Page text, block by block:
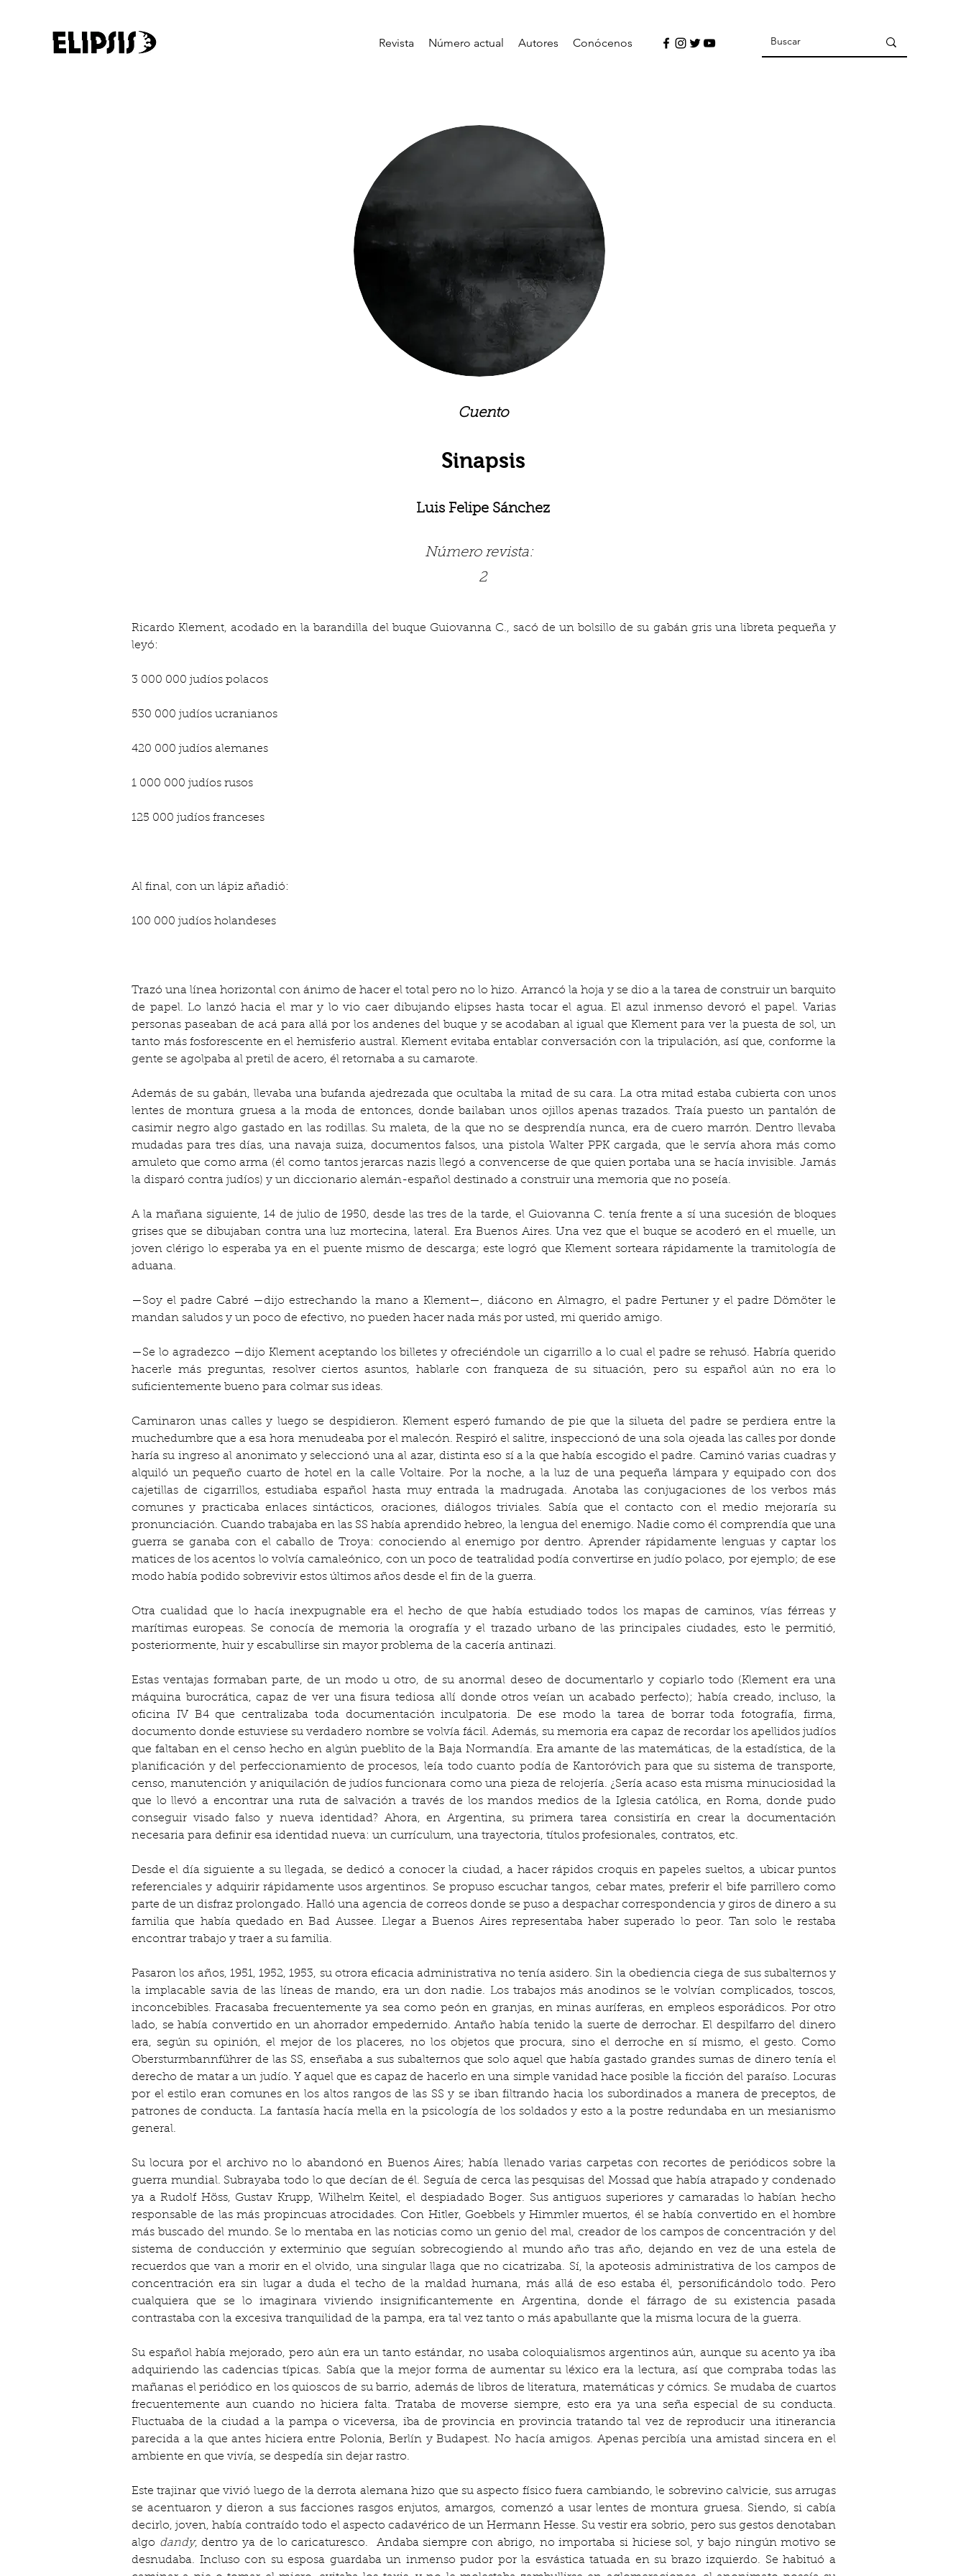
Revista Número actual Autores Conócenos
Cuento
Sinapsis
Luis Felipe Sánchez
Número revista:
2
Ricardo Klement, acodado en la barandilla del buque Guiovanna C., sacó de un bolsillo de su gabán gris una libreta pequeña y
leyó:
3 000 000 judíos polacos
530 000 judíos ucranianos
420 000 judíos alemanes
1 000 000 judíos rusos
125 000 judíos franceses
Al final, con un lápiz añadió:
100 000 judíos holandeses
Trazó una línea horizontal con ánimo de hacer el total pero no lo hizo. Arrancó la hoja y se dio a la tarea de construir un barquito
de papel. Lo lanzó hacia el mar y lo vio caer dibujando elipses hasta tocar el agua. El azul inmenso devoró el papel. Varias
personas paseaban de acá para allá por los andenes del buque y se acodaban al igual que Klement para ver la puesta de sol, un
tanto más fosforescente en el hemisferio austral. Klement evitaba entablar conversación con la tripulación, así que, conforme la
gente se agolpaba al pretil de acero, él retornaba a su camarote.
Además de su gabán, llevaba una bufanda ajedrezada que ocultaba la mitad de su cara. La otra mitad estaba cubierta con unos
lentes de montura gruesa a la moda de entonces, donde bailaban unos ojillos apenas trazados. Traía puesto un pantalón de
casimir negro algo gastado en las rodillas. Su maleta, de la que no se desprendía nunca, era de cuero marrón. Dentro llevaba
mudadas para tres días, una navaja suiza, documentos falsos, una pistola Walter PPK cargada, que le servía ahora más como
amuleto que como arma (él como tantos jerarcas nazis llegó a convencerse de que quien portaba una se hacía invisible. Jamás
la disparó contra judíos) y un diccionario alemán-español destinado a construir una memoria que no poseía.
A la mañana siguiente, 14 de julio de 1950, desde las tres de la tarde, el Guiovanna C. tenía frente a sí una sucesión de bloques
grises que se dibujaban contra una luz mortecina, lateral. Era Buenos Aires. Una vez que el buque se acoderó en el muelle, un
joven clérigo lo esperaba ya en el puente mismo de descarga; este logró que Klement sorteara rápidamente la tramitología de
aduana.
—Soy el padre Cabré —dijo estrechando la mano a Klement—, diácono en Almagro, el padre Pertuner y el padre Dömöter le
mandan saludos y un poco de efectivo, no pueden hacer nada más por usted, mi querido amigo.
—Se lo agradezco —dijo Klement aceptando los billetes y ofreciéndole un cigarrillo a lo cual el padre se rehusó. Habría querido
hacerle más preguntas, resolver ciertos asuntos, hablarle con franqueza de su situación, pero su español aún no era lo
suficientemente bueno para colmar sus ideas.
Caminaron unas calles y luego se despidieron. Klement esperó fumando de pie que la silueta del padre se perdiera entre la
muchedumbre que a esa hora menudeaba por el malecón. Respiró el salitre, inspeccionó de una sola ojeada las calles por donde
haría su ingreso al anonimato y seleccionó una al azar, distinta eso sí a la que había escogido el padre. Caminó varias cuadras y
alquiló un pequeño cuarto de hotel en la calle Voltaire. Por la noche, a la luz de una pequeña lámpara y equipado con dos
cajetillas de cigarrillos, estudiaba español hasta muy entrada la madrugada. Anotaba las conjugaciones de los verbos más
comunes y practicaba enlaces sintácticos, oraciones, diálogos triviales. Sabía que el contacto con el medio mejoraría su
pronunciación. Cuando trabajaba en las SS había aprendido hebreo, la lengua del enemigo. Nadie como él comprendía que una
guerra se ganaba con el caballo de Troya: conociendo al enemigo por dentro. Aprender rápidamente lenguas y captar los
matices de los acentos lo volvía camaleónico, con un poco de teatralidad podía convertirse en judío polaco, por ejemplo; de ese
modo había podido sobrevivir estos últimos años desde el fin de la guerra.
Otra cualidad que lo hacía inexpugnable era el hecho de que había estudiado todos los mapas de caminos, vías férreas y
marítimas europeas. Se conocía de memoria la orografía y el trazado urbano de las principales ciudades, esto le permitió,
posteriormente, huir y escabullirse sin mayor problema de la cacería antinazi.
Estas ventajas formaban parte, de un modo u otro, de su anormal deseo de documentarlo y copiarlo todo (Klement era una
máquina burocrática, capaz de ver una fisura tediosa allí donde otros veían un acabado perfecto); había creado, incluso, la
oficina IV B4 que centralizaba toda documentación inculpatoria. De ese modo la tarea de borrar toda fotografía, firma,
documento donde estuviese su verdadero nombre se volvía fácil. Además, su memoria era capaz de recordar los apellidos judíos
que faltaban en el censo hecho en algún pueblito de la Baja Normandía. Era amante de las matemáticas, de la estadística, de la
planificación y del perfeccionamiento de procesos, leía todo cuanto podía de Kantoróvich para que su sistema de transporte,
censo, manutención y aniquilación de judíos funcionara como una pieza de relojería. ¿Sería acaso esta misma minuciosidad la
que lo llevó a encontrar una ruta de salvación a través de los mandos medios de la Iglesia católica, en Roma, donde pudo
conseguir visado falso y nueva identidad? Ahora, en Argentina, su primera tarea consistiría en crear la documentación
necesaria para definir esa identidad nueva: un currículum, una trayectoria, títulos profesionales, contratos, etc.
Desde el día siguiente a su llegada, se dedicó a conocer la ciudad, a hacer rápidos croquis en papeles sueltos, a ubicar puntos
referenciales y adquirir rápidamente usos argentinos. Se propuso escuchar tangos, cebar mates, preferir el bife parrillero como
parte de un disfraz prolongado. Halló una agencia de correos donde se puso a despachar correspondencia y giros de dinero a su
familia que había quedado en Bad Aussee. Llegar a Buenos Aires representaba haber superado lo peor. Tan solo le restaba
encontrar trabajo y traer a su familia.
Pasaron los años, 1951, 1952, 1953, su otrora eficacia administrativa no tenía asidero. Sin la obediencia ciega de sus subalternos y
la implacable savia de las líneas de mando, era un don nadie. Los trabajos más anodinos se le volvían complicados, toscos,
inconcebibles. Fracasaba frecuentemente ya sea como peón en granjas, en minas auríferas, en empleos esporádicos. Por otro
lado, se había convertido en un ahorrador empedernido. Antaño había tenido la suerte de derrochar. El despilfarro del dinero
era, según su opinión, el mejor de los placeres, no los objetos que procura, sino el derroche en sí mismo, el gesto. Como
Obersturmbannführer de las SS, enseñaba a sus subalternos que solo aquel que había gastado grandes sumas de dinero tenía el
derecho de matar a un judío. Y aquel que es capaz de hacerlo en una simple vanidad hace posible la ficción del paraíso. Locuras
por el estilo eran comunes en los altos rangos de las SS y se iban filtrando hacia los subordinados a manera de preceptos, de
patrones de conducta. La fantasía hacía mella en la psicología de los soldados y esto a la postre redundaba en un mesianismo
general.
Su locura por el archivo no lo abandonó en Buenos Aires; había llenado varias carpetas con recortes de periódicos sobre la
guerra mundial. Subrayaba todo lo que decían de él. Seguía de cerca las pesquisas del Mossad que había atrapado y condenado
ya a Rudolf Höss, Gustav Krupp, Wilhelm Keitel, el despiadado Boger. Sus antiguos superiores y camaradas lo habían hecho
responsable de las más propincuas atrocidades. Con Hitler, Goebbels y Himmler muertos, él se había convertido en el hombre
más buscado del mundo. Se lo mentaba en las noticias como un genio del mal, creador de los campos de concentración y del
sistema de conducción y exterminio que seguían sobrecogiendo al mundo año tras año, dejando en vez de una estela de
recuerdos que van a morir en el olvido, una singular llaga que no cicatrizaba. Sí, la apoteosis administrativa de los campos de
concentración era sin lugar a duda el techo de la maldad humana, más allá de eso estaba él, personificándolo todo. Pero
cualquiera que se lo imaginara viviendo insignificantemente en Argentina, donde el fárrago de su existencia pasada
contrastaba con la excesiva tranquilidad de la pampa, era tal vez tanto o más apabullante que la misma locura de la guerra.
Su español había mejorado, pero aún era un tanto estándar, no usaba coloquialismos argentinos aún, aunque su acento ya iba
adquiriendo las cadencias típicas. Sabía que la mejor forma de aumentar su léxico era la lectura, así que compraba todas las
mañanas el periódico en los quioscos de su barrio, además de libros de literatura, matemáticas y cómics. Se mudaba de cuartos
frecuentemente aun cuando no hiciera falta. Trataba de moverse siempre, esto era ya una seña especial de su conducta.
Fluctuaba de la ciudad a la pampa o viceversa, iba de provincia en provincia tratando tal vez de reproducir una itinerancia
parecida a la que antes hiciera entre Polonia, Berlín y Budapest. No hacía amigos. Apenas percibía una amistad sincera en el
ambiente en que vivía, se despedía sin dejar rastro.
Este trajinar que vivió luego de la derrota alemana hizo que su aspecto físico fuera cambiando, le sobrevino calvicie, sus arrugas
se acentuaron y dieron a sus facciones rasgos enjutos, amargos, comenzó a usar lentes de montura gruesa. Siendo, si cabía
decirlo, joven, había contraído todo el aspecto cadavérico de un Hermann Hesse. Su vestir era sobrio, pero sus gestos denotaban
algo dandy, dentro ya de lo caricaturesco.  Andaba siempre con abrigo, no importaba si hiciese sol, y bajo ningún motivo se
desnudaba. Incluso con su esposa guardaba un inmenso pudor por la esvástica tatuada en su brazo izquierdo. Se habituó a